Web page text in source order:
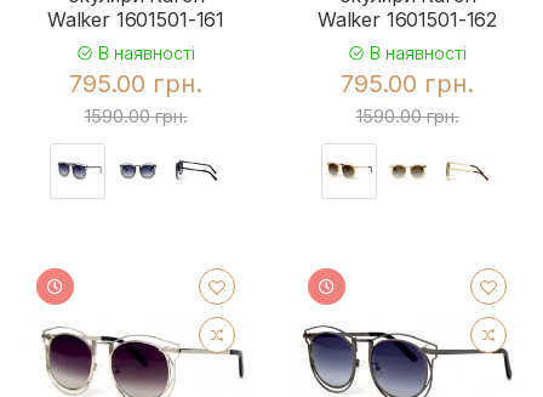
Walker 1601501-161
В наявності
795.00 грн.
1590.00 грн.
Walker 1601501-162
В наявності
795.00 грн.
1590.00 грн.